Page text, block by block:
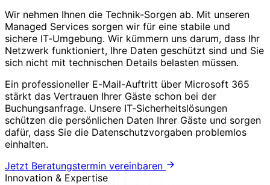
Wir nehmen Ihnen die Technik-Sorgen ab. Mit unseren
Managed Services sorgen wir für eine stabile und
sichere IT-Umgebung. Wir kümmern uns darum, dass Ihr
Netzwerk funktioniert, Ihre Daten geschützt sind und Sie
sich nicht mit technischen Details belasten müssen.
Ein professioneller E-Mail-Auftritt über Microsoft 365
stärkt das Vertrauen Ihrer Gäste schon bei der
Buchungsanfrage. Unsere IT-Sicherheitslösungen
schützen die persönlichen Daten Ihrer Gäste und sorgen
dafür, dass Sie die Datenschutzvorgaben problemlos
einhalten.
Jetzt Beratungstermin vereinbaren
Innovation & Expertise